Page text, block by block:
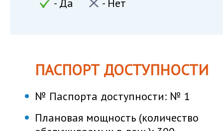
- Да - Нет
ПАСПОРТ ДОСТУПНОСТИ
№ Паспорта доступности: № 1
Плановая мощность (количество